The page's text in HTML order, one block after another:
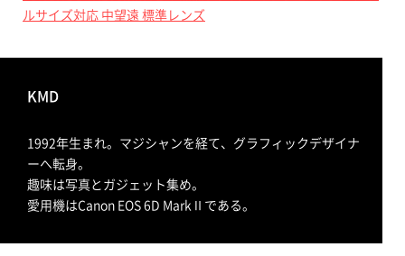
ルサイズ対応 中望遠 標準レンズ
KMD
1992年生まれ。マジシャンを経て、グラフィックデザイナ
ーへ転身。
趣味は写真とガジェット集め。
愛用機はCanon EOS 6D MarkⅡである。